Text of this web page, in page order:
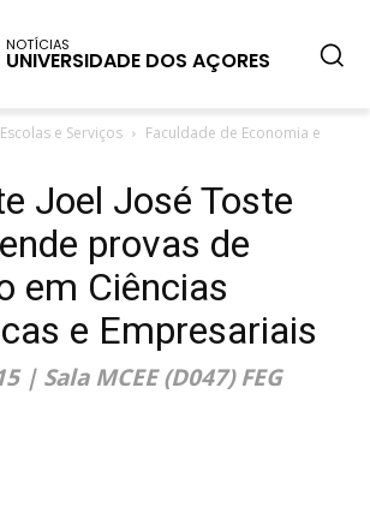
NOTÍCIAS
UNIVERSIDADE DOS AÇORES
e Serviços
Faculdade de Economia e
Joel José Toste
provas de
em Ciências
e Empresariais
| Sala MCEE (D047) FEG